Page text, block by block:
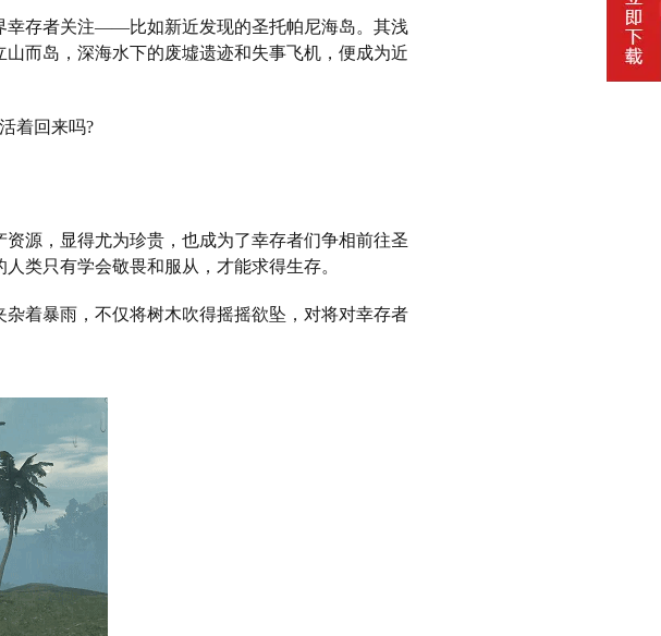
存者关注——比如新近发现的圣托帕尼海岛。其浅
而岛，深海水下的废墟遗迹和失事飞机，便成为近
着回来吗?
源，显得尤为珍贵，也成为了幸存者们争相前往圣
类只有学会敬畏和服从，才能求得生存。
着暴雨，不仅将树木吹得摇摇欲坠，对将对幸存者